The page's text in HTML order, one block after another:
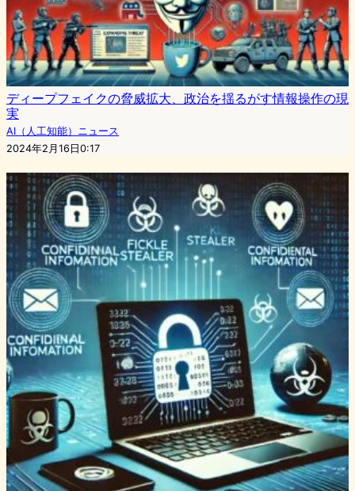
ディープフェイクの脅威拡大、政治を揺るがす情報操作の現
実
AI（人工知能）ニュース
2024年2月16日0:17